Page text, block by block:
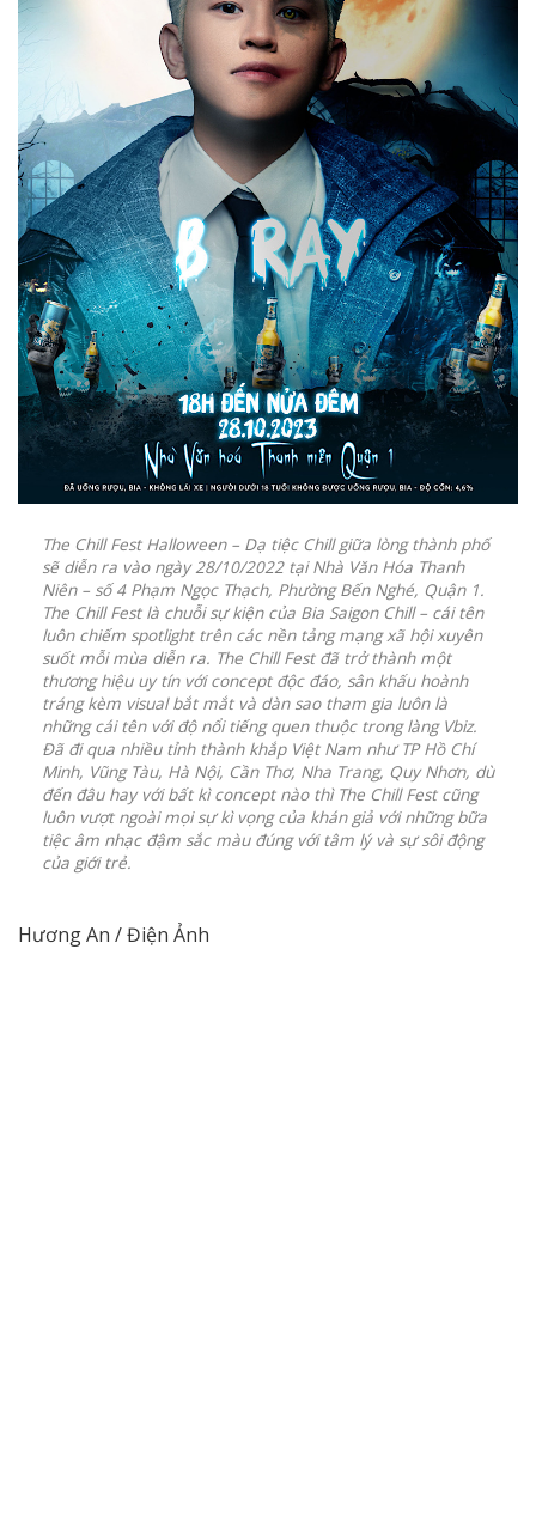
The Chill Fest Halloween – Dạ tiệc Chill giữa lòng thành phố
sẽ diễn ra vào ngày 28/10/2022 tại Nhà Văn Hóa Thanh
Niên – số 4 Phạm Ngọc Thạch, Phường Bến Nghé, Quận 1.
The Chill Fest là chuỗi sự kiện của Bia Saigon Chill – cái tên
luôn chiếm spotlight trên các nền tảng mạng xã hội xuyên
suốt mỗi mùa diễn ra. The Chill Fest đã trở thành một
thương hiệu uy tín với concept độc đáo, sân khấu hoành
tráng kèm visual bắt mắt và dàn sao tham gia luôn là
những cái tên với độ nổi tiếng quen thuộc trong làng Vbiz.
Đã đi qua nhiều tỉnh thành khắp Việt Nam như TP Hồ Chí
Minh, Vũng Tàu, Hà Nội, Cần Thơ, Nha Trang, Quy Nhơn, dù
đến đâu hay với bất kì concept nào thì The Chill Fest cũng
luôn vượt ngoài mọi sự kì vọng của khán giả với những bữa
tiệc âm nhạc đậm sắc màu đúng với tâm lý và sự sôi động
của giới trẻ.
Hương An / Điện Ảnh